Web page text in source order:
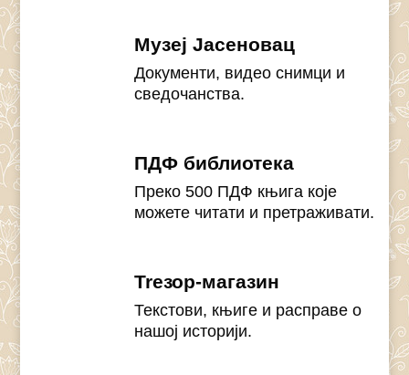
Музеј Јасеновац
Документи, видео снимци и
сведочанства.
ПДФ библиотека
Преко 500 ПДФ књига које
можете читати и претраживати.
Treзор-магазин
Текстови, књиге и расправе о
нашој историји.